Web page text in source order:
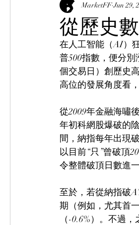
VIX Market
Currency Macro
從歷史
MarketFF Jun 29,
在人工智能（AI）
普500指數，便分
個交易日）創歷史
高位的發展角度看
從2009年金融海嘯
年初科網股爆破的
間，納指每年出現
以目前“只”曾破頂
令整體破頂日數進
至於，若從納指破
期（例如，尤其首
（-0.6%）。不過